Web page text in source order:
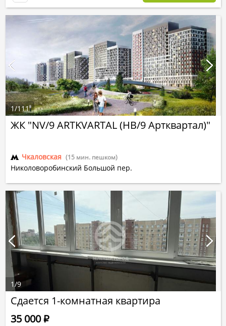
ЖК "NV/9 ARTKVARTAL (НВ/9 Артквартал)"
Чкаловская (15 мин. пешком)
Николоворобинский Большой пер.
1/111
Сдается 1-комнатная квартира
35 000Р
1/9